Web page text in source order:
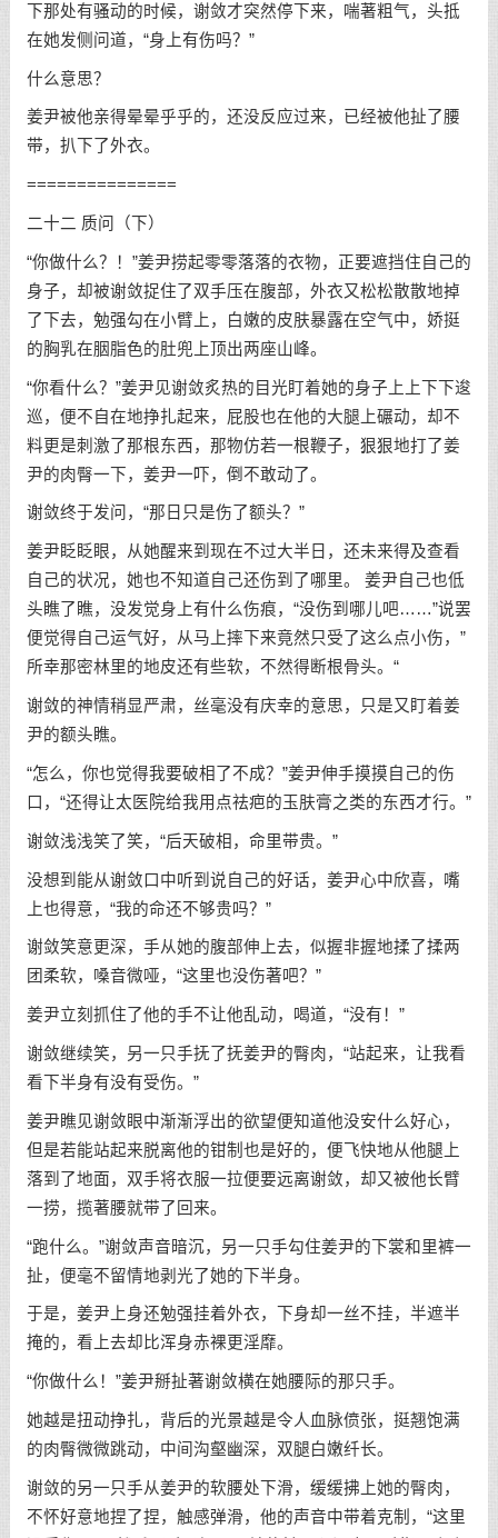
下那处有骚动的时候，谢敛才突然停下来，喘著粗气，头抵
在她发侧问道，“身上有伤吗？”
什么意思？
姜尹被他亲得晕晕乎乎的，还没反应过来，已经被他扯了腰
带，扒下了外衣。
===============
二十二 质问（下）
“你做什么？！”姜尹捞起零零落落的衣物，正要遮挡住自己的
身子，却被谢敛捉住了双手压在腹部，外衣又松松散散地掉
了下去，勉强勾在小臂上，白嫩的皮肤暴露在空气中，娇挺
的胸乳在胭脂色的肚兜上顶出两座山峰。
“你看什么？”姜尹见谢敛炙热的目光盯着她的身子上上下下逡
巡，便不自在地挣扎起来，屁股也在他的大腿上碾动，却不
料更是刺激了那根东西，那物仿若一根鞭子，狠狠地打了姜
尹的肉臀一下，姜尹一吓，倒不敢动了。
谢敛终于发问，“那日只是伤了额头？”
姜尹眨眨眼，从她醒来到现在不过大半日，还未来得及查看
自己的状况，她也不知道自己还伤到了哪里。 姜尹自己也低
头瞧了瞧，没发觉身上有什么伤痕，“没伤到哪儿吧……”说罢
便觉得自己运气好，从马上摔下来竟然只受了这么点小伤，”
所幸那密林里的地皮还有些软，不然得断根骨头。“
谢敛的神情稍显严肃，丝毫没有庆幸的意思，只是又盯着姜
尹的额头瞧。
“怎么，你也觉得我要破相了不成？”姜尹伸手摸摸自己的伤
口，“还得让太医院给我用点祛疤的玉肤膏之类的东西才行。”
谢敛浅浅笑了笑，“后天破相，命里带贵。”
没想到能从谢敛口中听到说自己的好话，姜尹心中欣喜，嘴
上也得意，“我的命还不够贵吗？”
谢敛笑意更深，手从她的腹部伸上去，似握非握地揉了揉两
团柔软，嗓音微哑，“这里也没伤著吧？”
姜尹立刻抓住了他的手不让他乱动，喝道，“没有！”
谢敛继续笑，另一只手抚了抚姜尹的臀肉，“站起来，让我看
看下半身有没有受伤。”
姜尹瞧见谢敛眼中渐渐浮出的欲望便知道他没安什么好心，
但是若能站起来脱离他的钳制也是好的，便飞快地从他腿上
落到了地面，双手将衣服一拉便要远离谢敛，却又被他长臂
一捞，揽著腰就带了回来。
“跑什么。”谢敛声音暗沉，另一只手勾住姜尹的下裳和里裤一
扯，便毫不留情地剥光了她的下半身。
于是，姜尹上身还勉强挂着外衣，下身却一丝不挂，半遮半
掩的，看上去却比浑身赤裸更淫靡。
“你做什么！”姜尹掰扯著谢敛横在她腰际的那只手。
她越是扭动挣扎，背后的光景越是令人血脉偾张，挺翘饱满
的肉臀微微跳动，中间沟壑幽深，双腿白嫩纤长。
谢敛的另一只手从姜尹的软腰处下滑，缓缓拂上她的臀肉，
不怀好意地捏了捏，触感弹滑，他的声音中带着克制，“这里